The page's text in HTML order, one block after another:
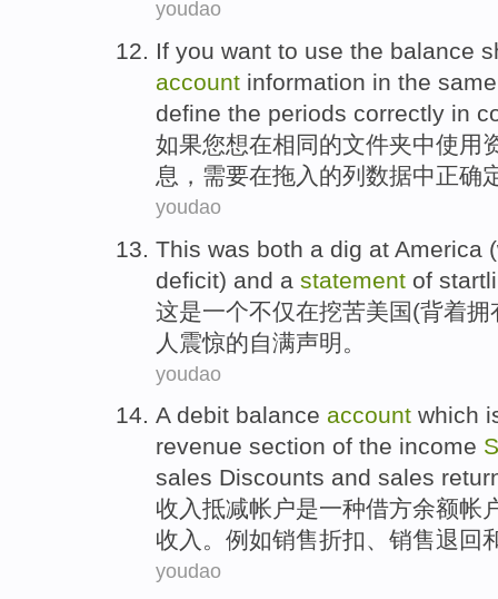
youdao
If you want to use the balance
account information in the same
define the periods correctly in
如果您想在相同的文件夹中使用
息 ， 需要在拖入的列 数据中正确
youdao
This was both a dig at America
deficit) and a statement of
这是一个不仅在挖苦美国(背着拥
人震惊的自满声明 。
youdao
A debit balance account which
revenue section of the income
sales Discounts and sales
收入抵减帐户是一种借方余额帐
收入。 例如销售折扣、销售退回
youdao